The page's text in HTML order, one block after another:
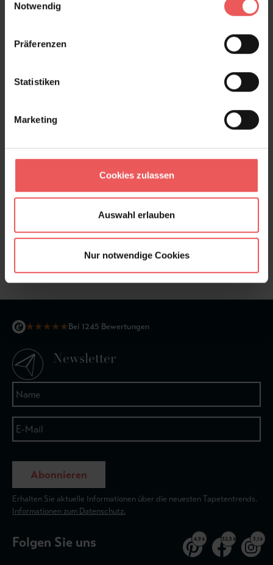
Notwendig
Präferenzen
Statistiken
Marketing
Cookies zulassen
Auswahl erlauben
Nur notwendige Cookies
★★★★★Bei 1245 Bewertungen
Newsletter
Abonnieren
Erhalten Sie aktuelle Informationen über die neuesten Tapetentrends.
Informationen zum Datenschutz.
Folgen Sie uns 4,9 k 32,5 k 3,1 k